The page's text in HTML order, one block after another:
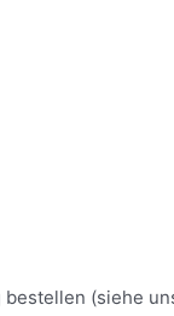
(siehe